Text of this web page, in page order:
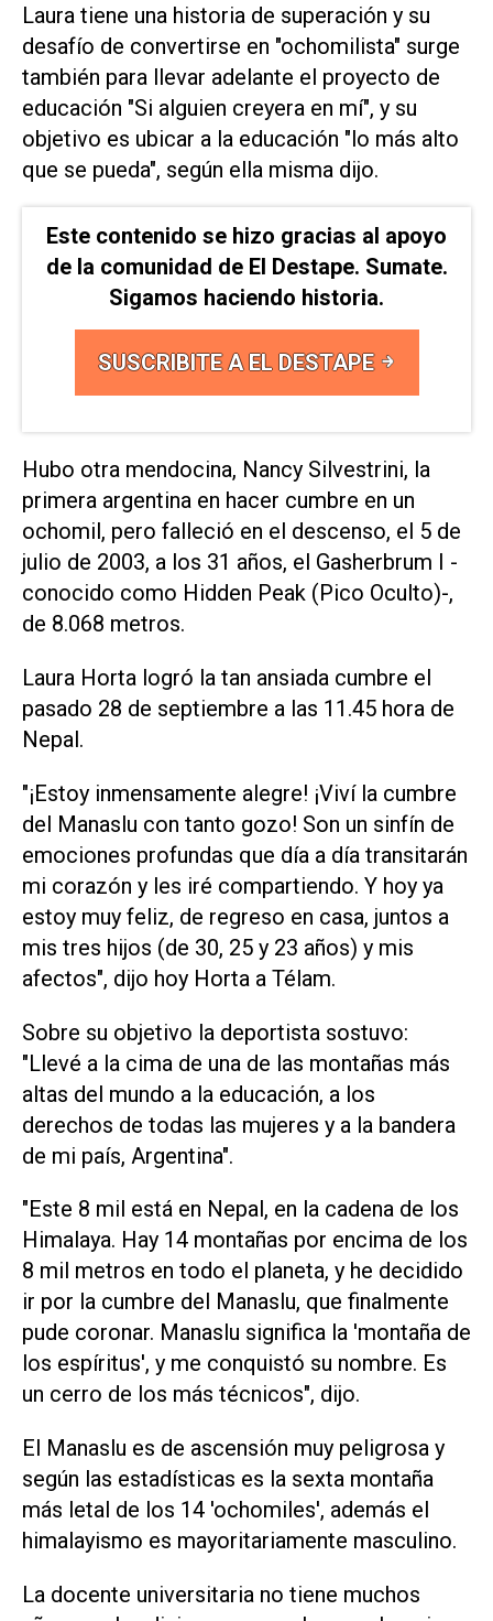
Laura tiene una historia de superación y su
desafío de convertirse en "ochomilista" surge
también para llevar adelante el proyecto de
educación "Si alguien creyera en mí", y su
objetivo es ubicar a la educación "lo más alto
que se pueda", según ella misma dijo.
Este contenido se hizo gracias al apoyo
de la comunidad de El Destape. Sumate.
Sigamos haciendo historia.
SUSCRIBITE A EL DESTAPE
Hubo otra mendocina, Nancy Silvestrini, la
primera argentina en hacer cumbre en un
ochomil, pero falleció en el descenso, el 5 de
julio de 2003, a los 31 años, el Gasherbrum I -
conocido como Hidden Peak (Pico Oculto)-,
de 8.068 metros.
Laura Horta logró la tan ansiada cumbre el
pasado 28 de septiembre a las 11.45 hora de
Nepal.
"¡Estoy inmensamente alegre! ¡Viví la cumbre
del Manaslu con tanto gozo! Son un sinfín de
emociones profundas que día a día transitarán
mi corazón y les iré compartiendo. Y hoy ya
estoy muy feliz, de regreso en casa, juntos a
mis tres hijos (de 30, 25 y 23 años) y mis
afectos", dijo hoy Horta a Télam.
Sobre su objetivo la deportista sostuvo:
"Llevé a la cima de una de las montañas más
altas del mundo a la educación, a los
derechos de todas las mujeres y a la bandera
de mi país, Argentina".
"Este 8 mil está en Nepal, en la cadena de los
Himalaya. Hay 14 montañas por encima de los
8 mil metros en todo el planeta, y he decidido
ir por la cumbre del Manaslu, que finalmente
pude coronar. Manaslu significa la 'montaña de
los espíritus', y me conquistó su nombre. Es
un cerro de los más técnicos", dijo.
El Manaslu es de ascensión muy peligrosa y
según las estadísticas es la sexta montaña
más letal de los 14 'ochomiles', además el
himalayismo es mayoritariamente masculino.
La docente universitaria no tiene muchos